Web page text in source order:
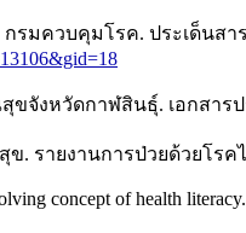
รมควบคุมโรค. ประเด็นสาร
ขจังหวัดกาฬสินธุ์. เอกสาร
. รายงานการป่วยด้วยโรค
concept of health